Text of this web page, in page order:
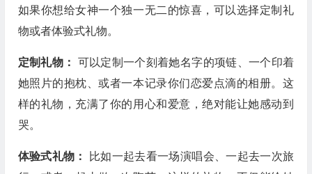
如果你想给女神一个独一无二的惊喜，可以选择定制礼
物或者体验式礼物。
定制礼物： 可以定制一个刻着她名字的项链、一个印着
她照片的抱枕、或者一本记录你们恋爱点滴的相册。这
样的礼物，充满了你的用心和爱意，绝对能让她感动到
哭。
体验式礼物：
比如一起去看一场演唱会、一起去一次旅